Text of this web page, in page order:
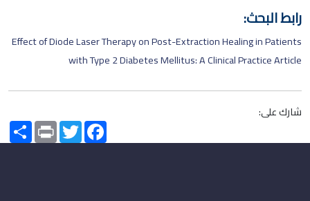
رابط البحث:
Effect of Diode Laser Therapy on Post-Extraction Healing in Patients
with Type 2 Diabetes Mellitus: A Clinical Practice Article
شارك على:
Share PrintTwitterFacebook